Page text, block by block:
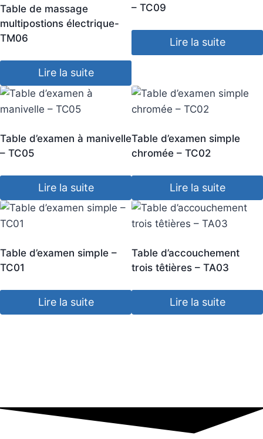
Table de massage
multipostions électrique-
TM06
Lire la suite
– TC09
Lire la suite
Table d’examen à manivelle
– TC05
Lire la suite
Table d’examen simple
chromée – TC02
Lire la suite
Table d’examen simple –
TC01
Lire la suite
Table d’accouchement
trois têtières – TA03
Lire la suite